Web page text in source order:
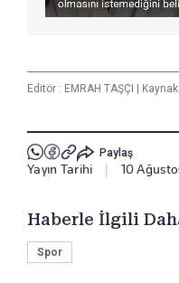
Editör : EMRAH TAŞÇI |
Paylaş
Yayın Tarihi 10
Haberle İlgili
Spor